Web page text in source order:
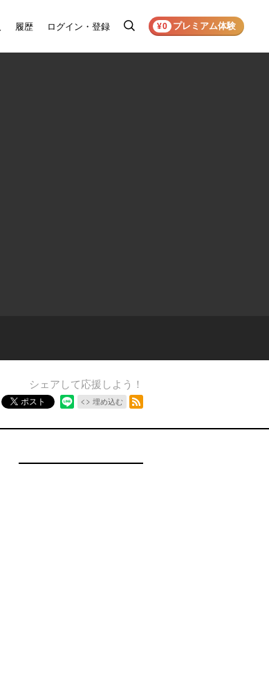
履歴 ログイン・登録
検
¥0 プレミアム体験
シェアして応援しよう！
ポスト 埋め込む